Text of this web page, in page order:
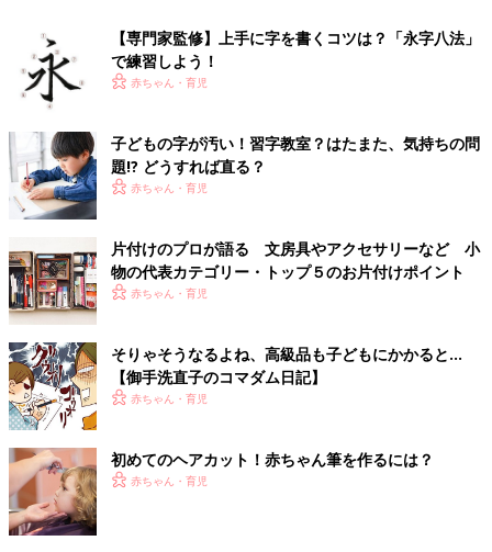
【専門家監修】上手に字を書くコツは？「永字八法」
で練習しよう！
赤ちゃん・育児
子どもの字が汚い！習字教室？はたまた、気持ちの問
題!? どうすれば直る？
赤ちゃん・育児
片付けのプロが語る 文房具やアクセサリーなど 小
物の代表カテゴリー・トップ５のお片付けポイント
赤ちゃん・育児
そりゃそうなるよね、高級品も子どもにかかると…
【御手洗直子のコマダム日記】
赤ちゃん・育児
初めてのヘアカット！赤ちゃん筆を作るには？
赤ちゃん・育児